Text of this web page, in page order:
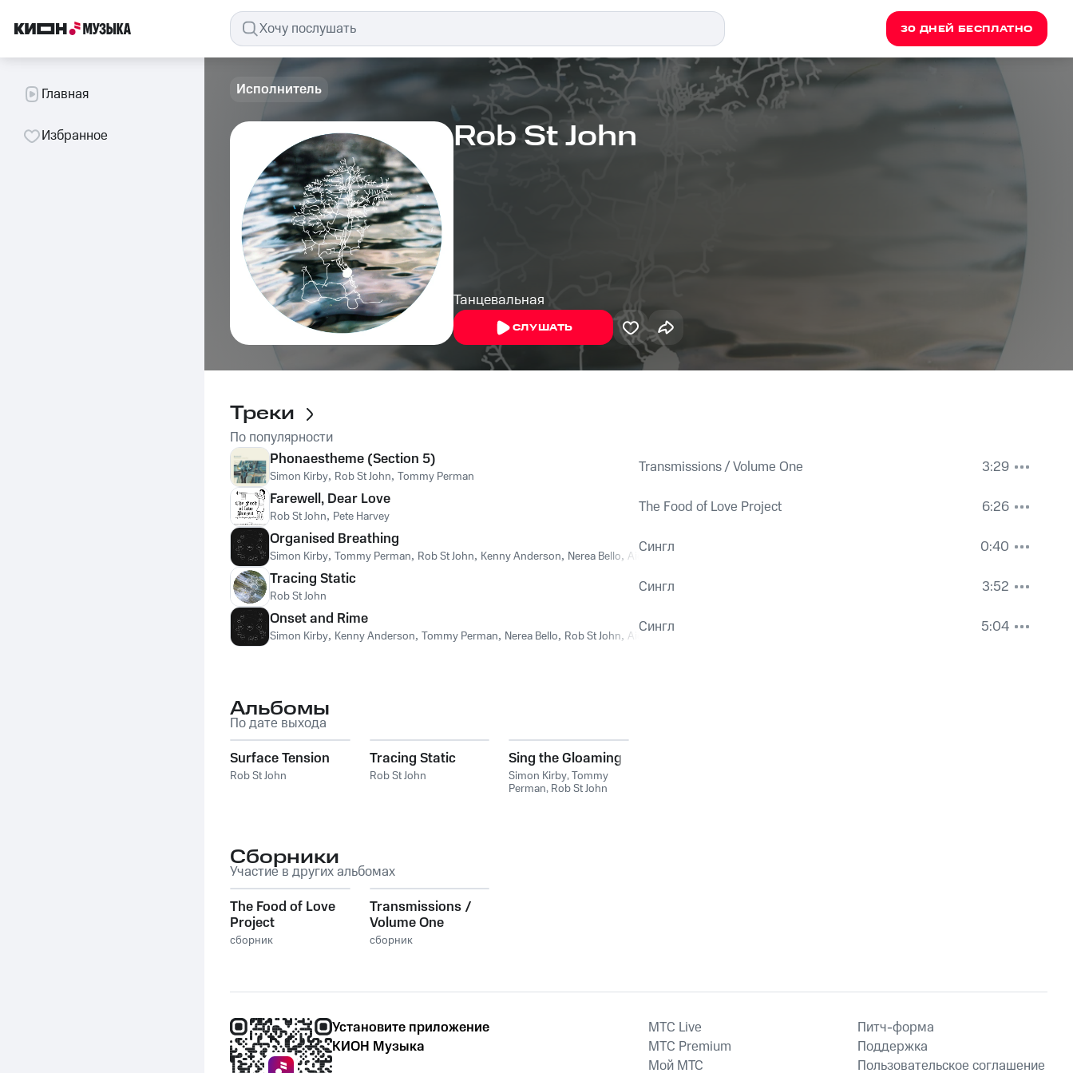
30 ДНЕЙ БЕСПЛАТНО
Главная
Избранное
Исполнитель
Rob St John
Танцевальная
СЛУШАТЬ
Треки
По популярности
Phonaestheme (Section 5)
Simon Kirby, Rob St John, Tommy Perman Transmissions / Volume One
3:29
Farewell, Dear Love
Rob St John, Pete Harvey The Food of Love Project
6:26
Organised Breathing
Simon Kirby, Tommy Perman, Rob St John, Kenny Anderson, Nerea Bello, Aidan Moffat
Сингл
0:40
Tracing Static
Rob St John Сингл
3:52
Onset and Rime
Simon Kirby, Kenny Anderson, Tommy Perman, Nerea Bello, Rob St John, Aidan Moffat
Сингл 5:04
Альбомы
По дате выхода
Surface Tension
Rob St John
Tracing Static
Rob St John
Sing the Gloaming
Simon Kirby,Tommy
Perman, Rob St John
Сборники
Участие в других альбомах
The Food of Love
Project
сборник
Transmissions /
Volume One
сборник
Установите приложение
КИОН Музыка
MTС Live
MTС Premium
Мой МТС
Питч-форма
Поддержка
Пользовательское соглашение